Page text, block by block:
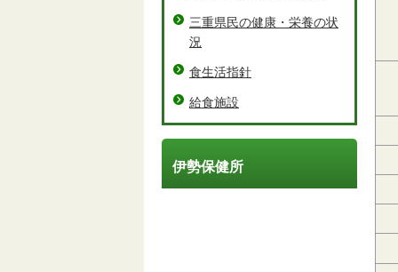
三重県民の健康・栄養の状
況
食生活指針
給食施設
伊勢保健所